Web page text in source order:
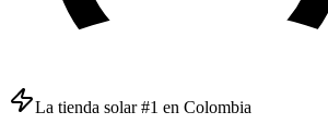
La tienda solar #1 en Colombia